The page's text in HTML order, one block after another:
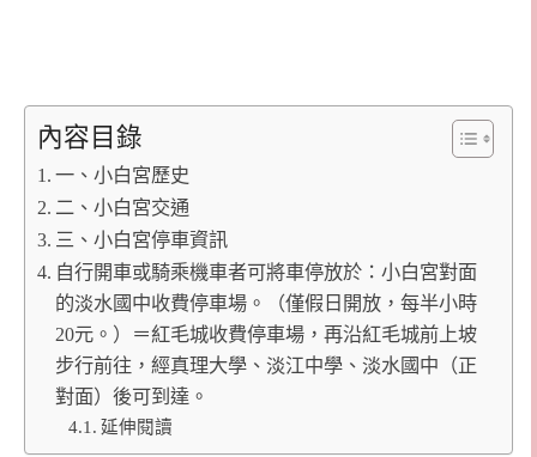
內容目錄
一、小白宮歷史
二、小白宮交通
三、小白宮停車資訊
自行開車或騎乘機車者可將車停放於：小白宮對面
的淡水國中收費停車場。（僅假日開放，每半小時
20元。）＝紅毛城收費停車場，再沿紅毛城前上坡
步行前往，經真理大學、淡江中學、淡水國中（正
對面）後可到達。
延伸閱讀